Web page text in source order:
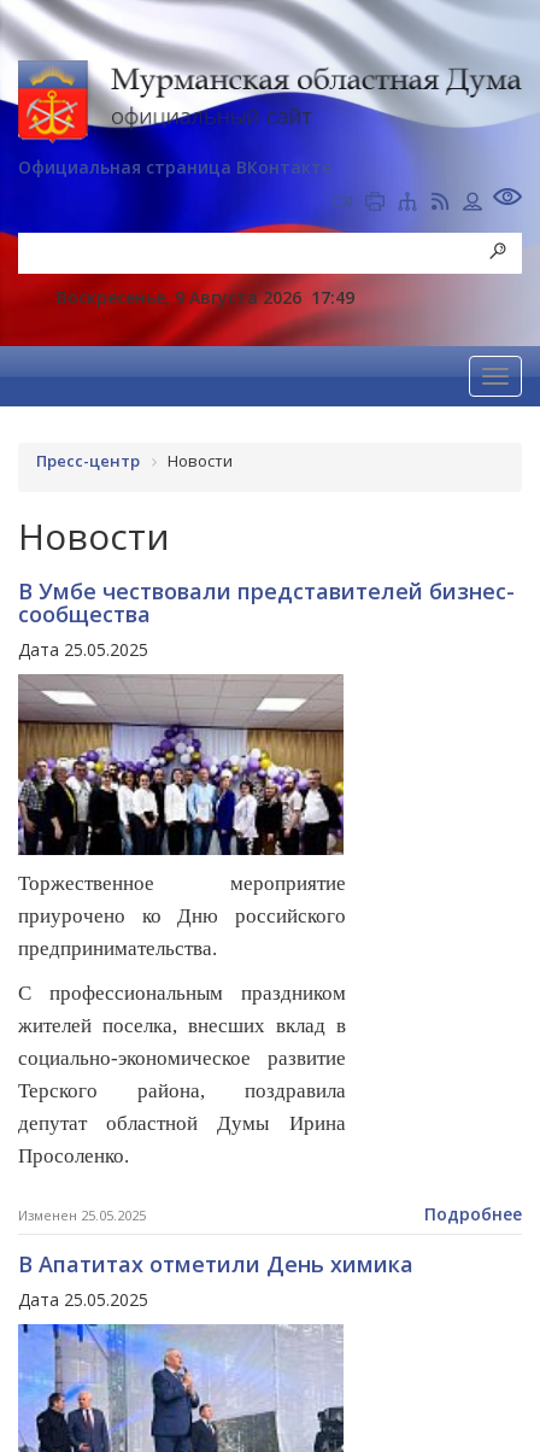
Официальная страница ВКонтакте
Воскресенье, 9 Августа 2026 17:49
Пресс-центр Новости
Новости
В Умбе чествовали представителей бизнес-
сообщества
Дата 25.05.2025
Торжественное мероприятие
приурочено ко Дню российского
предпринимательства.
С профессиональным праздником
жителей поселка, внесших вклад в
социально-экономическое развитие
Терского района, поздравила
депутат областной Думы Ирина
Просоленко.
Изменен 25.05.2025 Подробнее
В Апатитах отметили День химика
Дата 25.05.2025